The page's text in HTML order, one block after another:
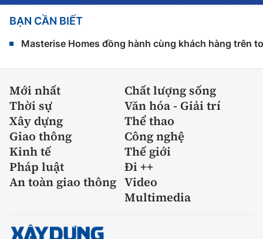
BẠN CẦN BIẾT
Masterise Homes đồng hành cùng khách hàng trên
Mới nhất
Chất lượng sống
Thời sự
Văn hóa - Giải trí
Xây dựng
Thể thao
Giao thông
Công nghệ
Kinh tế
Thế giới
Pháp luật
Đi ++
An toàn giao thông Video
Multimedia